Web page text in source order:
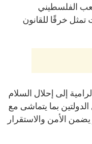
الفلسطيني
تمثل خرقًا للقانون
إلى إحلال السلام
بما يتماشى مع
الأمن والاستقرار